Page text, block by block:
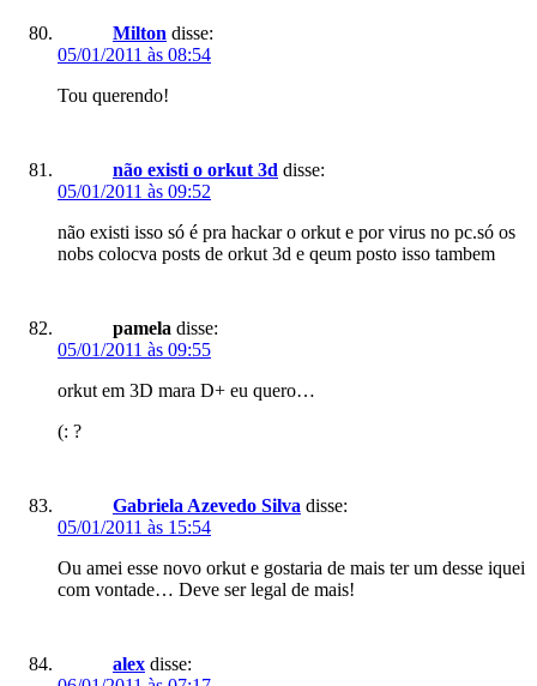
Milton disse:
05/01/2011 às 08:54
Tou querendo!
não existi o orkut 3d disse:
05/01/2011 às 09:52
não existi isso só é pra hackar o orkut e por virus no pc.só os
nobs colocva posts de orkut 3d e qeum posto isso tambem
pamela disse:
05/01/2011 às 09:55
orkut em 3D mara D+ eu quero…
(: ?
Gabriela Azevedo Silva disse:
05/01/2011 às 15:54
Ou amei esse novo orkut e gostaria de mais ter um desse iquei
com vontade… Deve ser legal de mais!
alex disse: